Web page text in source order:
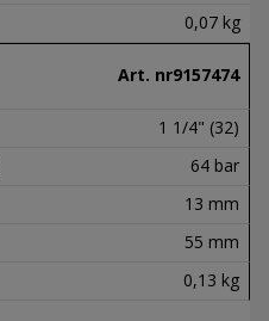
0,07 kg
Art. nr9157474
1 1/4" (32)
64 bar
13 mm
55 mm
0,13 kg